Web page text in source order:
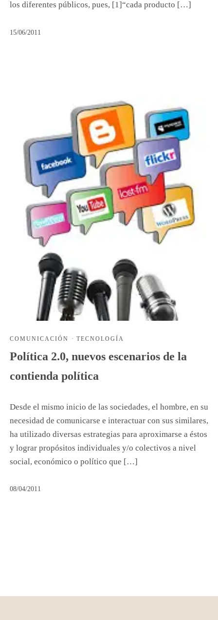
los diferentes públicos, pues, [1]“cada producto […]
15/06/2011
COMUNICACIÓN · TECNOLOGÍA
Política 2.0, nuevos escenarios de la
contienda política
Desde el mismo inicio de las sociedades, el hombre, en su
necesidad de comunicarse e interactuar con sus similares,
ha utilizado diversas estrategias para aproximarse a éstos
y lograr propósitos individuales y/o colectivos a nivel
social, económico o político que […]
08/04/2011